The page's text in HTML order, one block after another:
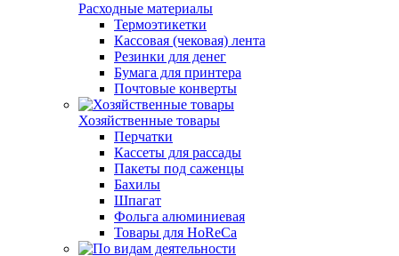
Расходные материалы
Термоэтикетки
Кассовая (чековая) лента
Резинки для денег
Бумага для принтера
Почтовые конверты
Хозяйственные товары
Перчатки
Кассеты для рассады
Пакеты под саженцы
Бахилы
Шпагат
Фольга алюминиевая
Товары для HoReCa